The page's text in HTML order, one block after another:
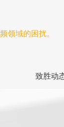
领域的困扰。
致胜动